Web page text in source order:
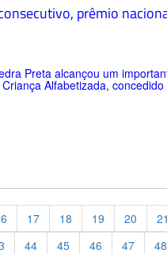
prêmio
Preta alcançou um
Alfabetizada,
17 18 19 20 21
44 45 46 47 48